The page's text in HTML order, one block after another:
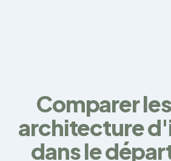
Comparer
architecture
dans le